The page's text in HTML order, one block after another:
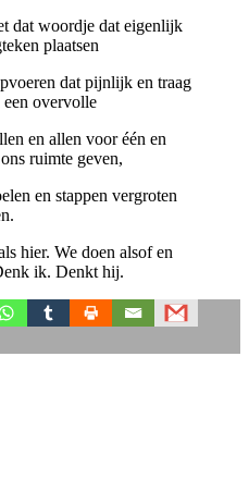
dat woordje dat eigenlijk
plaatsen
dat pijnlijk en traag
een overvolle
en allen voor één en
ruimte geven,
en stappen vergroten
hier. We doen alsof en
ik. Denkt hij.